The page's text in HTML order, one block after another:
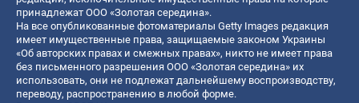
принадлежат ООО «Золотая середина».
На все опубликованные фотоматериалы Getty Images редакция
имеет имущественные права, защищаемые законом Украины
«Об авторских правах и смежных правах», никто не имеет права
без письменного разрешения ООО «Золотая середина» их
использовать, они не подлежат дальнейшему воспроизводству,
переводу, распространению в любой форме.